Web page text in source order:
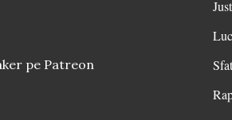
pe Patreon